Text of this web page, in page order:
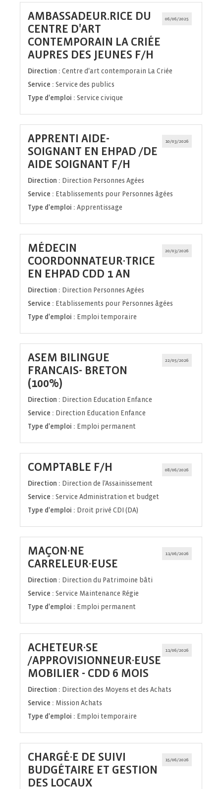
06/06/2025
AMBASSADEUR.RICE DU
CENTRE D'ART
CONTEMPORAIN LA CRIÉE
AUPRES DES JEUNES F/H
fenêtre)
Direction : Centre d'art contemporain La Criée
Service : Service des publics
Type d'emploi : Service civique
10/03/2026
APPRENTI AIDE-
SOIGNANT EN EHPAD /DE
AIDE SOIGNANT F/H
fenêtre)
Direction : Direction Personnes Agées
Service : Etablissements pour Personnes âgées
Type d'emploi : Apprentissage
20/03/2026
MÉDECIN
COORDONNATEUR·TRICE
EN EHPAD CDD 1 AN
fenêtre)
Direction : Direction Personnes Agées
Service : Etablissements pour Personnes âgées
Type d'emploi : Emploi temporaire
22/05/2026
ASEM BILINGUE
FRANCAIS- BRETON
(100%)
fenêtre)
Direction : Direction Education Enfance
Service : Direction Education Enfance
Type d'emploi : Emploi permanent
08/06/2026
COMPTABLE F/H
fenêtre)
Direction : Direction de l'Assainissement
Service : Service Administration et budget
Type d'emploi : Droit privé CDI (DA)
11/06/2026
MAÇON·NE
CARRELEUR·EUSE
fenêtre)
Direction : Direction du Patrimoine bâti
Service : Service Maintenance Régie
Type d'emploi : Emploi permanent
11/06/2026
ACHETEUR·SE
/APPROVISIONNEUR·EUSE
MOBILIER - CDD 6 MOIS
fenêtre)
Direction : Direction des Moyens et des Achats
Service : Mission Achats
Type d'emploi : Emploi temporaire
15/06/2026
CHARGÉ·E DE SUIVI
BUDGÉTAIRE ET GESTION
DES LOCAUX(Nouvelle